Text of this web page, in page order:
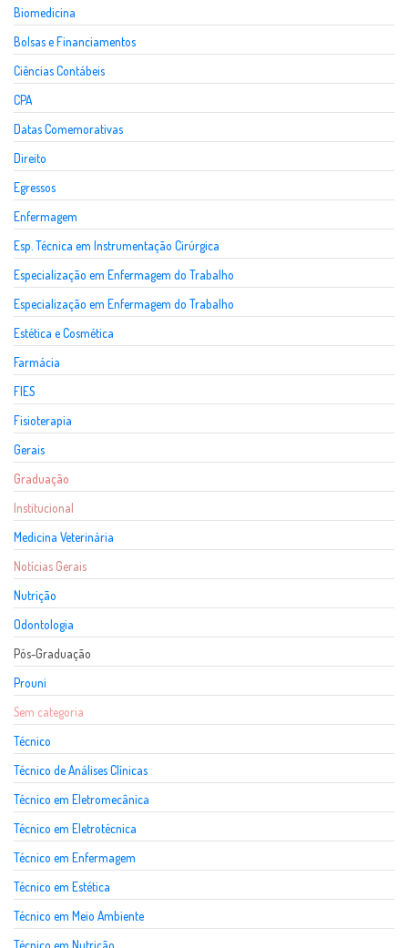
Biomedicina
Bolsas e Financiamentos
Ciências Contábeis
CPA
Datas Comemorativas
Direito
Egressos
Enfermagem
Esp. Técnica em Instrumentação Cirúrgica
Especialização em Enfermagem do Trabalho
Especialização em Enfermagem do Trabalho
Estética e Cosmética
Farmácia
FIES
Fisioterapia
Gerais
Graduação
Institucional
Medicina Veterinária
Notícias Gerais
Nutrição
Odontologia
Pós-Graduação
Prouni
Sem categoria
Técnico
Técnico de Análises Clínicas
Técnico em Eletromecânica
Técnico em Eletrotécnica
Técnico em Enfermagem
Técnico em Estética
Técnico em Meio Ambiente